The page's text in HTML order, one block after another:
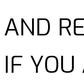
AND
IF